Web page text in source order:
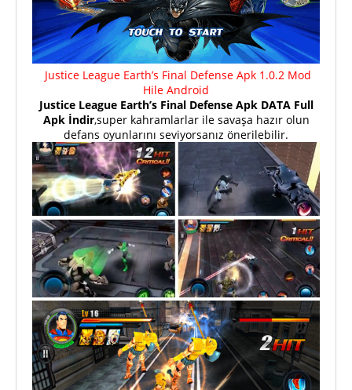
Justice League Earth’s Final Defense Apk 1.0.2 Mod
Hile Android
Justice League Earth’s Final Defense Apk DATA Full
Apk İndir,super kahramlarlar ile savaşa hazır olun
defans oyunlarını seviyorsanız önerilebilir.